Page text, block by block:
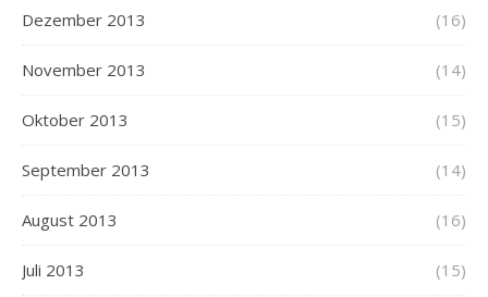
Dezember 2013 (16)
November 2013 (14)
Oktober 2013 (15)
September 2013 (14)
August 2013 (16)
Juli 2013 (15)